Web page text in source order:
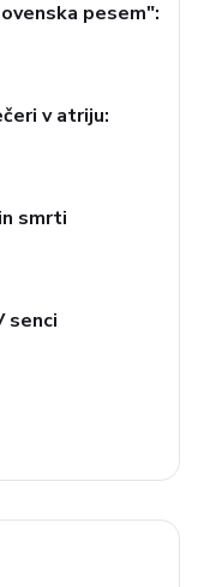
pesem":
v atriju:
smrti
senci